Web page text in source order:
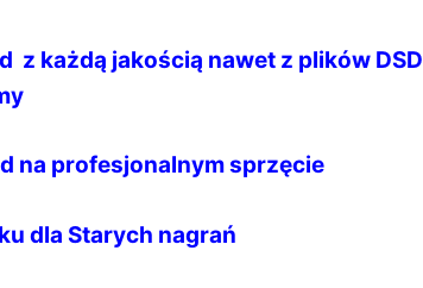
z każdą jakością nawet z plików DSD
na profesjonalnym sprzęcie
dla Starych nagrań